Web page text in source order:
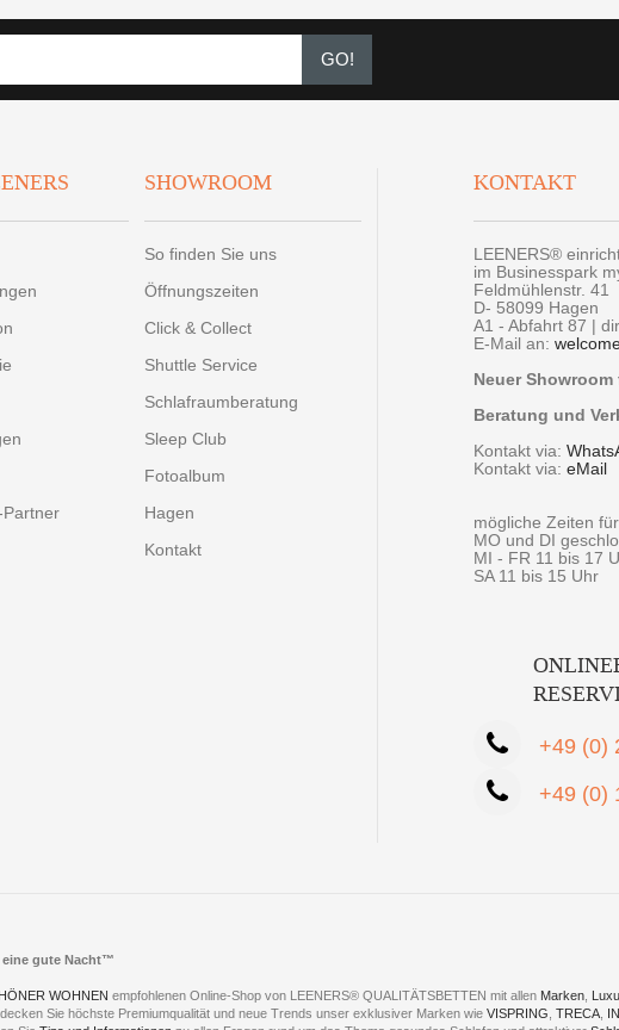
GO!
Partner
SHOWROOM
So finden Sie uns
Öffnungszeiten
Click & Collect
Shuttle Service
Schlafraumberatung
Sleep Club
Fotoalbum
Hagen
Kontakt
KONTAKT
LEENERS®
im Businesspark
Feldmühlenstr. 41
D- 58099 Hagen
A1 - Abfahrt 87 |
E-Mail an:
Neuer
Beratung und
Kontakt via:
Kontakt via: eMail
mögliche Zeiten
MO und DI
MI - FR 11 bis 17
SA 11 bis 15 Uhr
+49 (0)
+49 (0)
eine gute Nacht™
WOHNEN empfohlenen Online-Shop von LEENERS® QUALITÄTSBETTEN mit allen Marken
Sie höchste Premiumqualität und neue Trends unser exklusiver Marken wie VISPRING TRECA